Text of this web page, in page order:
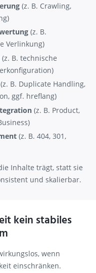
(z. B. Crawling,
(z. B.
Verlinkung)
(z. B. technische
(z. B. Duplicate Handling,
ggf. hreflang)
(z. B. Product,
(z. B. 404, 301,
Inhalte trägt, statt sie
und skalierbar.
kein stabiles
wenn
einschränken.